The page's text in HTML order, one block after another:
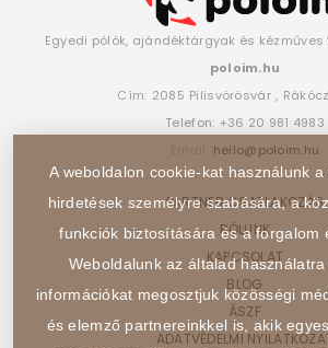
Egyedi pólók, ajándéktárgyak és
poloim.hu
Cím: 2085 Pilisvörösvár ,
Telefon: +36 20 981 4983
hello@poloim.hu
PARTNER CSATLAKOZÁS
RÓLUNK
KAPCSOLAT
BLOG
ÁSZF
ADATVÉDELMI
A weboldalon cookie-kat használunk
hirdetések személyre szabására, a
funkciók biztosítására és a forgalom
Weboldalunk az általad
információkat megosztjuk közösségi
és elemző partnereinkkel is, akik